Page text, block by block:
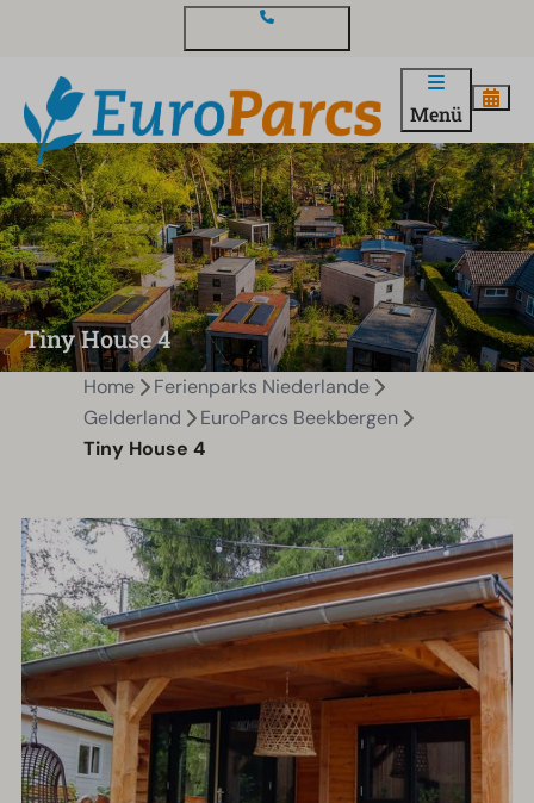
Menü
Tiny House 4
Home
Ferienparks Niederlande
Gelderland
EuroParcs Beekbergen
Tiny House 4